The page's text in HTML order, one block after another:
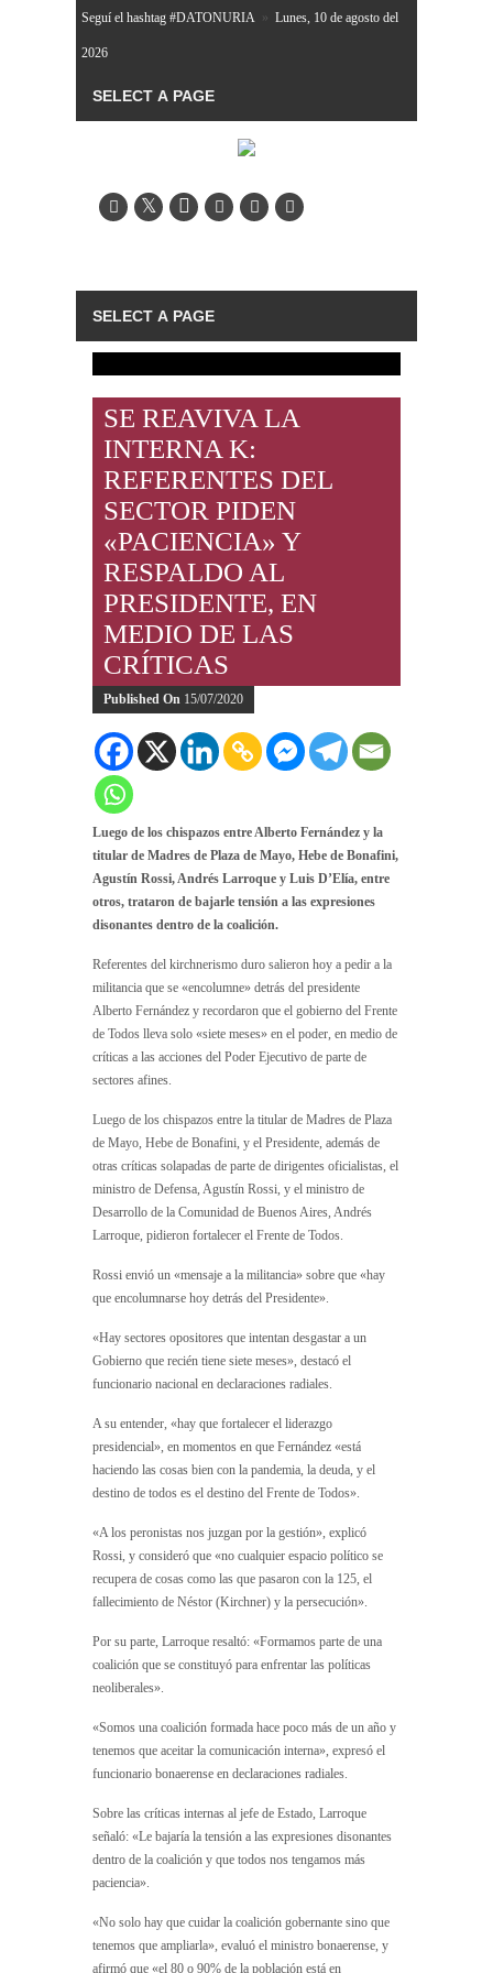
Seguí el hashtag #DATONURIA » Lunes, 10 de agosto del
2026
SE REAVIVA LA
INTERNA K:
REFERENTES DEL
SECTOR PIDEN
«PACIENCIA» Y
RESPALDO AL
PRESIDENTE, EN
MEDIO DE LAS
CRÍTICAS
Published On 15/07/2020
Luego de los chispazos entre Alberto Fernández y la
titular de Madres de Plaza de Mayo, Hebe de Bonafini,
Agustín Rossi, Andrés Larroque y Luis D’Elía, entre
otros, trataron de bajarle tensión a las expresiones
disonantes dentro de la coalición.
Referentes del kirchnerismo duro salieron hoy a pedir a la
militancia que se «encolumne» detrás del presidente
Alberto Fernández y recordaron que el gobierno del Frente
de Todos lleva solo «siete meses» en el poder, en medio de
críticas a las acciones del Poder Ejecutivo de parte de
sectores afines.
Luego de los chispazos entre la titular de Madres de Plaza
de Mayo, Hebe de Bonafini, y el Presidente, además de
otras críticas solapadas de parte de dirigentes oficialistas, el
ministro de Defensa, Agustín Rossi, y el ministro de
Desarrollo de la Comunidad de Buenos Aires, Andrés
Larroque, pidieron fortalecer el Frente de Todos.
Rossi envió un «mensaje a la militancia» sobre que «hay
que encolumnarse hoy detrás del Presidente».
«Hay sectores opositores que intentan desgastar a un
Gobierno que recién tiene siete meses», destacó el
funcionario nacional en declaraciones radiales.
A su entender, «hay que fortalecer el liderazgo
presidencial», en momentos en que Fernández «está
haciendo las cosas bien con la pandemia, la deuda, y el
destino de todos es el destino del Frente de Todos».
«A los peronistas nos juzgan por la gestión», explicó
Rossi, y consideró que «no cualquier espacio político se
recupera de cosas como las que pasaron con la 125, el
fallecimiento de Néstor (Kirchner) y la persecución».
Por su parte, Larroque resaltó: «Formamos parte de una
coalición que se constituyó para enfrentar las políticas
neoliberales».
«Somos una coalición formada hace poco más de un año y
tenemos que aceitar la comunicación interna», expresó el
funcionario bonaerense en declaraciones radiales.
Sobre las críticas internas al jefe de Estado, Larroque
señaló: «Le bajaría la tensión a las expresiones disonantes
dentro de la coalición y que todos nos tengamos más
paciencia».
«No solo hay que cuidar la coalición gobernante sino que
tenemos que ampliarla», evaluó el ministro bonaerense, y
afirmó que «el 80 o 90% de la población está en